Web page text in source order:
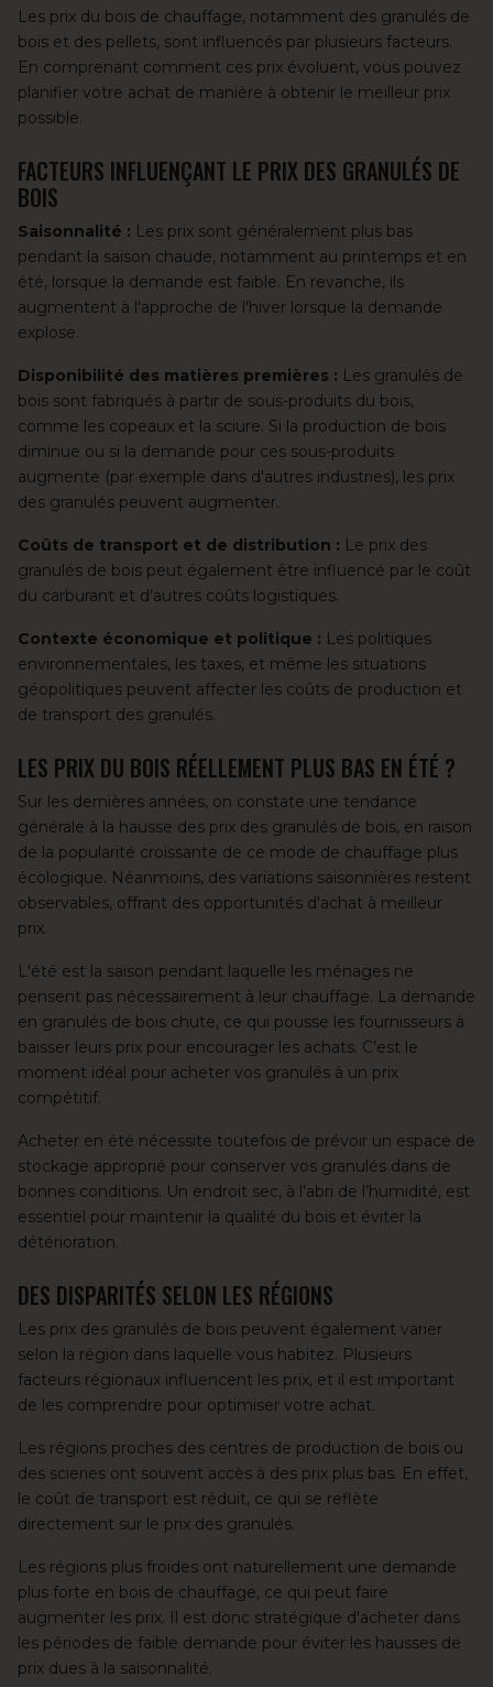
Les prix du bois de chauffage, notamment des granulés de
bois et des pellets, sont influencés par plusieurs facteurs.
En comprenant comment ces prix évoluent, vous pouvez
planifier votre achat de manière à obtenir le meilleur prix
possible.
FACTEURS INFLUENÇANT LE PRIX DES GRANULÉS DE
BOIS
Saisonnalité : Les prix sont généralement plus bas
pendant la saison chaude, notamment au printemps et en
été, lorsque la demande est faible. En revanche, ils
augmentent à l'approche de l'hiver lorsque la demande
explose.
Disponibilité des matières premières : Les granulés de
bois sont fabriqués à partir de sous-produits du bois,
comme les copeaux et la sciure. Si la production de bois
diminue ou si la demande pour ces sous-produits
augmente (par exemple dans d'autres industries), les prix
des granulés peuvent augmenter.
Coûts de transport et de distribution : Le prix des
granulés de bois peut également être influencé par le coût
du carburant et d'autres coûts logistiques.
Contexte économique et politique : Les politiques
environnementales, les taxes, et même les situations
géopolitiques peuvent affecter les coûts de production et
de transport des granulés.
LES PRIX DU BOIS RÉELLEMENT PLUS BAS EN ÉTÉ ?
Sur les dernières années, on constate une tendance
générale à la hausse des prix des granulés de bois, en raison
de la popularité croissante de ce mode de chauffage plus
écologique. Néanmoins, des variations saisonnières restent
observables, offrant des opportunités d'achat à meilleur
prix.
L'été est la saison pendant laquelle les ménages ne
pensent pas nécessairement à leur chauffage. La demande
en granulés de bois chute, ce qui pousse les fournisseurs à
baisser leurs prix pour encourager les achats. C’est le
moment idéal pour acheter vos granulés à un prix
compétitif.
Acheter en été nécessite toutefois de prévoir un espace de
stockage approprié pour conserver vos granulés dans de
bonnes conditions. Un endroit sec, à l’abri de l’humidité, est
essentiel pour maintenir la qualité du bois et éviter la
détérioration.
DES DISPARITÉS SELON LES RÉGIONS
Les prix des granulés de bois peuvent également varier
selon la région dans laquelle vous habitez. Plusieurs
facteurs régionaux influencent les prix, et il est important
de les comprendre pour optimiser votre achat.
Les régions proches des centres de production de bois ou
des scieries ont souvent accès à des prix plus bas. En effet,
le coût de transport est réduit, ce qui se reflète
directement sur le prix des granulés.
Les régions plus froides ont naturellement une demande
plus forte en bois de chauffage, ce qui peut faire
augmenter les prix. Il est donc stratégique d'acheter dans
les périodes de faible demande pour éviter les hausses de
prix dues à la saisonnalité.